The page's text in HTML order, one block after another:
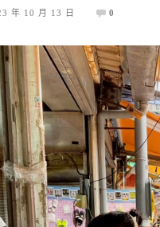
年 10 月 13 日 0